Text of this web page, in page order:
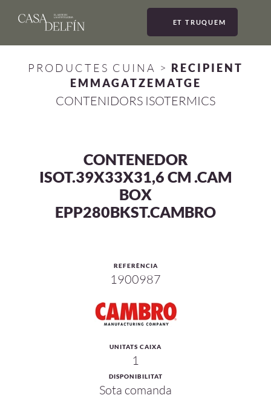
ET TRUQUEM
PRODUCTES CUINA > RECIPIENT
EMMAGATZEMATGE
CONTENIDORS ISOTERMICS
CONTENEDOR
ISOT.39X33X31,6 CM .CAM
BOX
EPP280BKST.CAMBRO
REFERÈNCIA
1900987
UNITATS CAIXA
1
DISPONIBILITAT
Sota comanda